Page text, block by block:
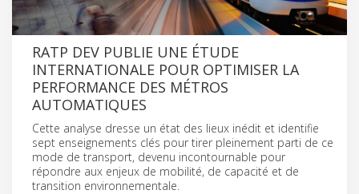
RATP DEV PUBLIE UNE ÉTUDE
INTERNATIONALE POUR OPTIMISER LA
PERFORMANCE DES MÉTROS
AUTOMATIQUES
Cette analyse dresse un état des lieux inédit et identifie
sept enseignements clés pour tirer pleinement parti de ce
mode de transport, devenu incontournable pour
répondre aux enjeux de mobilité, de capacité et de
transition environnementale.